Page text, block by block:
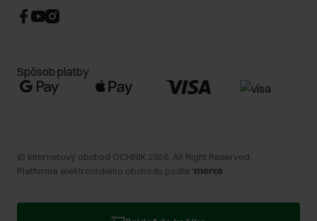
Spôsob platby
© Internetový obchod OCHNIK 2026 . All Right Reserved.
Platforma elektronického obchodu podľa